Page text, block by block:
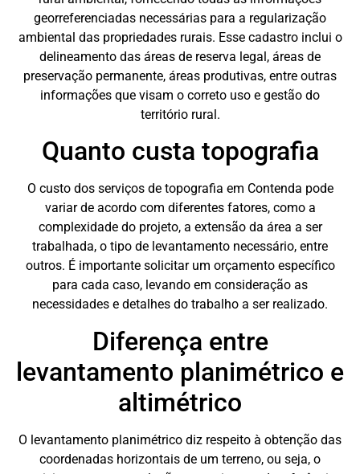
georreferenciadas necessárias para a regularização
ambiental das propriedades rurais. Esse cadastro inclui o
delineamento das áreas de reserva legal, áreas de
preservação permanente, áreas produtivas, entre outras
informações que visam o correto uso e gestão do
território rural.
Quanto custa topografia
O custo dos serviços de topografia em Contenda pode
variar de acordo com diferentes fatores, como a
complexidade do projeto, a extensão da área a ser
trabalhada, o tipo de levantamento necessário, entre
outros. É importante solicitar um orçamento específico
para cada caso, levando em consideração as
necessidades e detalhes do trabalho a ser realizado.
Diferença entre
levantamento planimétrico e
altimétrico
O levantamento planimétrico diz respeito à obtenção das
coordenadas horizontais de um terreno, ou seja, o